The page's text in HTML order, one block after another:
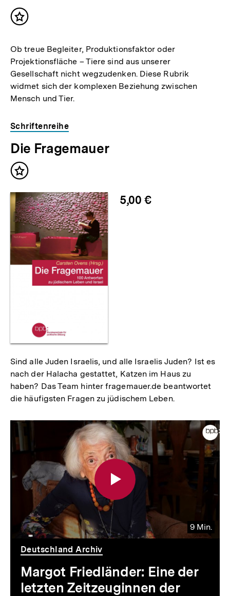
Inhalt
Ob treue Begleiter, Produktionsfaktor oder
Projektionsfläche – Tiere sind aus unserer
Gesellschaft nicht wegzudenken. Diese Rubrik
widmet sich der komplexen Beziehung zwischen
Mensch und Tier.
Schriftenreihe
Die Fragemauer
Inhalt
5,00 €
Sind alle Juden Israelis, und alle Israelis Juden? Ist es
nach der Halacha gestattet, Katzen im Haus zu
haben? Das Team hinter fragemauer.de beantwortet
die häufigsten Fragen zu jüdischem Leben.
9 Min.
Video
Dauer
9
Min.
Deutschland Archiv
Margot Friedländer: Eine der
letzten Zeitzeuginnen der